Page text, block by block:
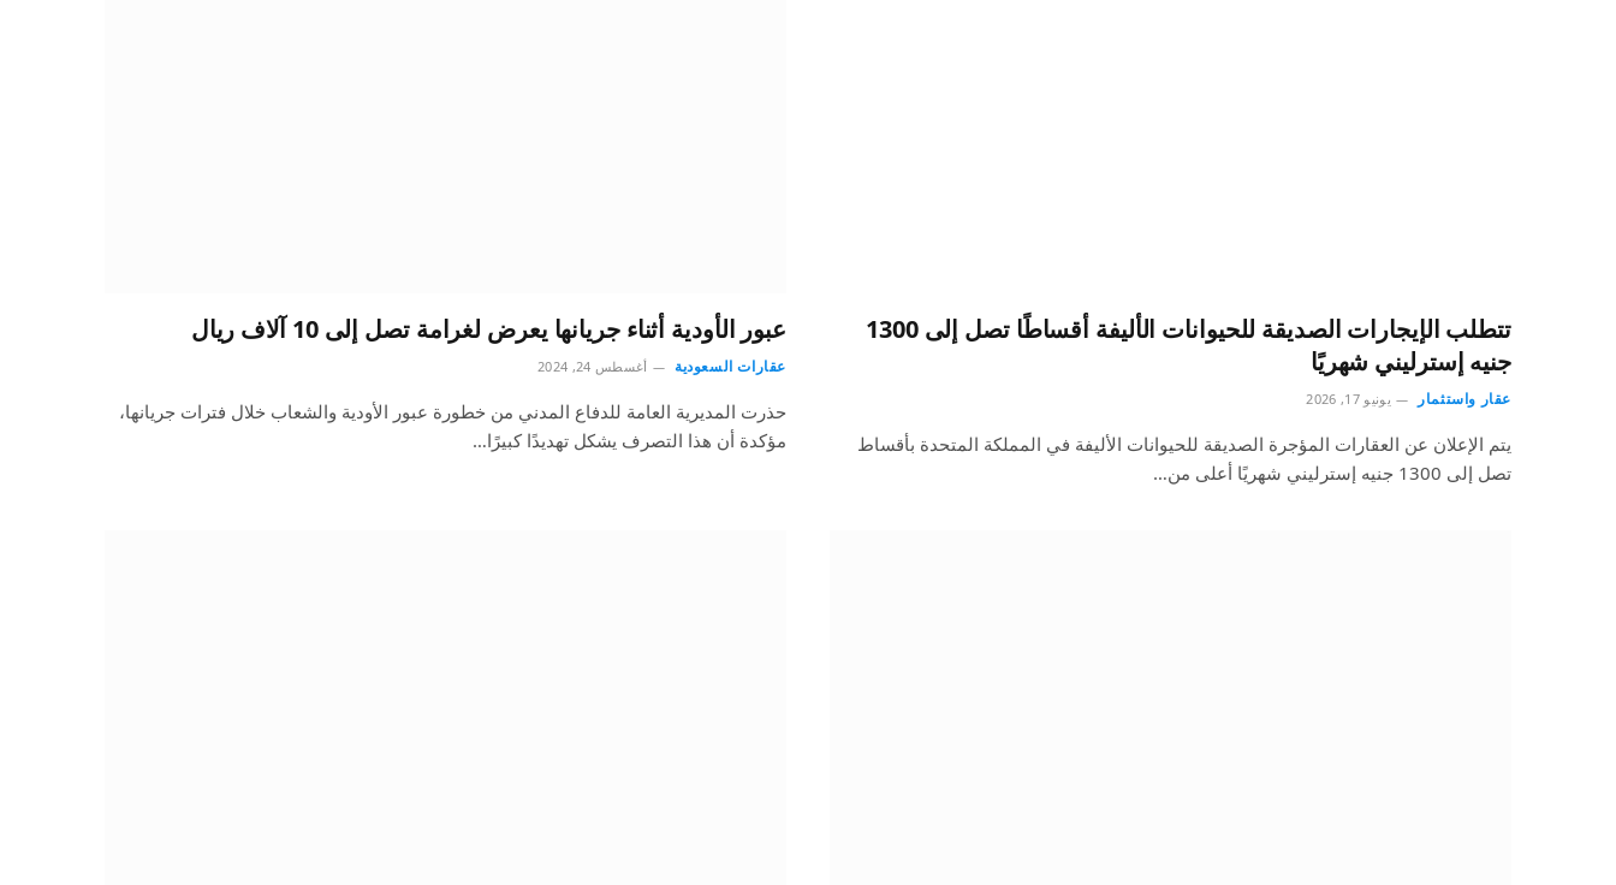
تتطلب الإيجارات الصديقة للحيوانات الأليفة أقساطًا تصل إلى 1300
جنيه إسترليني شهريًا
عقار واستثمار يونيو 17, 2026
يتم الإعلان عن العقارات المؤجرة الصديقة للحيوانات الأليفة في المملكة المتحدة بأقساط
تصل إلى 1300 جنيه إسترليني شهريًا أعلى من…
عبور الأودية أثناء جريانها يعرض لغرامة تصل إلى 10 آلاف ريال
عقارات السعودية أغسطس 24, 2024
حذرت المديرية العامة للدفاع المدني من خطورة عبور الأودية والشعاب خلال فترات جريانها،
مؤكدة أن هذا التصرف يشكل تهديدًا كبيرًا…